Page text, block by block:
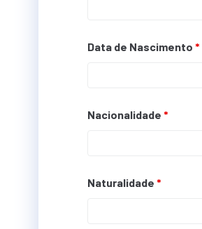
Data de Nascimento *
Nacionalidade *
Naturalidade *